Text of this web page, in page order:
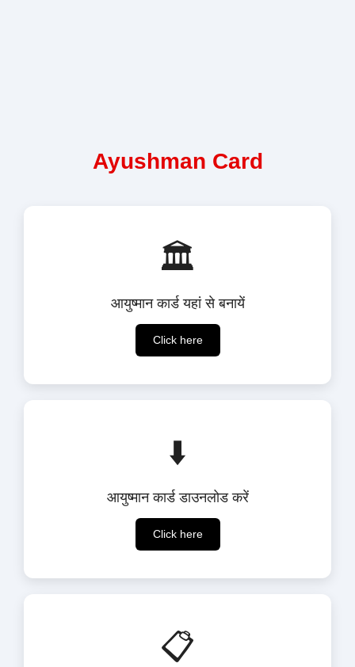
Ayushman Card
🏛️
आयुष्मान कार्ड यहां से बनायें
Click here
⬇️
आयुष्मान कार्ड डाउनलोड करें
Click here
📋